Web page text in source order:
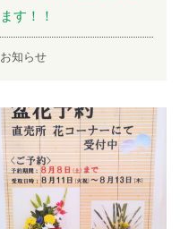
ます！！
お知らせ